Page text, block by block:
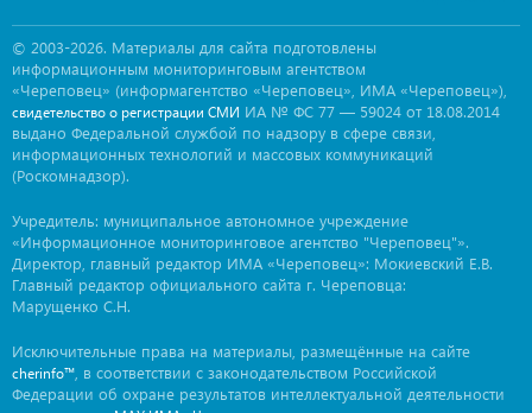
© 2003-2026. Материалы для сайта подготовлены
информационным мониторинговым агентством
«Череповец» (информагентство «Череповец», ИМА «Череповец»),
свидетельство о регистрации СМИ ИА № ФС 77 — 59024 от 18.08.2014
выдано Федеральной службой по надзору в сфере связи,
информационных технологий и массовых коммуникаций
(Роскомнадзор).
Учредитель: муниципальное автономное учреждение
«Информационное мониторинговое агентство "Череповец"».
Директор, главный редактор ИМА «Череповец»: Мокиевский Е.В.
Главный редактор официального сайта г. Череповца:
Марущенко С.Н.
Исключительные права на материалы, размещённые на сайте
cherinfo™ , в соответствии с законодательством Российской
Федерации об охране результатов интеллектуальной деятельности